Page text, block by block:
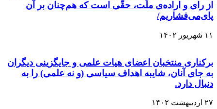
از رای و اراده‌ی ملّت، حقّی است که هم‌چنان بر آن
پای‌می‌فشاریم/
۱۱ شهریور ۱۴۰۲
برکناری منتخبان اعضای هیات علمی و جایگزینی دیگران
به جای آنان، شایبه اهداف سیاسی (و نه علمی) را به
دنبال دارد.
۲۷ اردیبهشت ۱۴۰۲